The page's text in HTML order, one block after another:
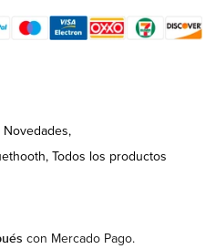
Novedades
Todos los productos
con Mercado Pago.